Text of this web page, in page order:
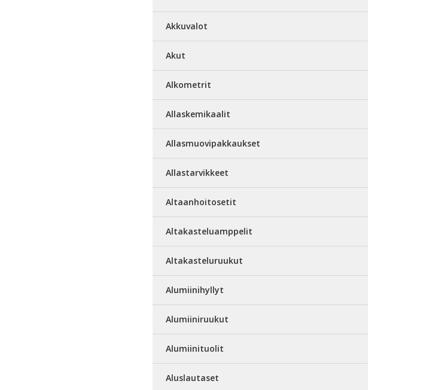
Akkuvalot
Akut
Alkometrit
Allaskemikaalit
Allasmuovipakkaukset
Allastarvikkeet
Altaanhoitosetit
Altakasteluamppelit
Altakasteluruukut
Alumiinihyllyt
Alumiiniruukut
Alumiinituolit
Aluslautaset